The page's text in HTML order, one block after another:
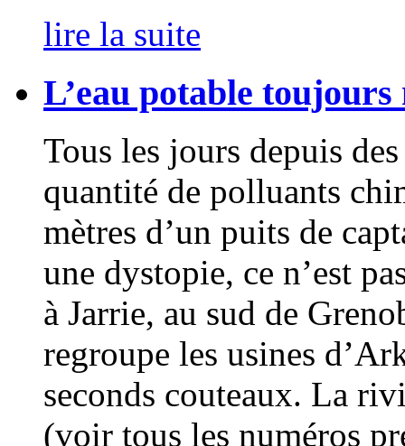
lire la suite
L’eau potable toujours
Tous les jours depuis
quantité de polluants
mètres d’un puits de
une dystopie, ce n’est
à Jarrie, au sud de
regroupe les usines
seconds couteaux. La
(voir tous les numéros